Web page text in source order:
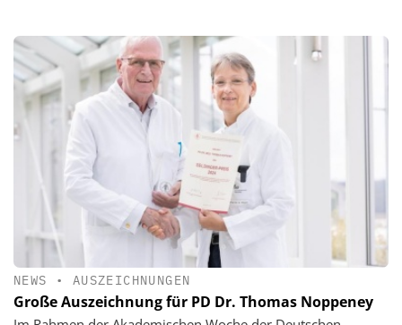
NEWS • AUSZEICHNUNGEN
Große Auszeichnung für PD Dr. Thomas Noppeney